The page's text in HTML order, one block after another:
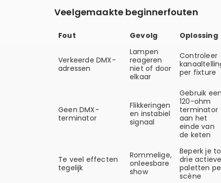
Veelgemaakte beginnerfouten
Fout Gevolg Oplossing
Verkeerde DMX-
adressen
Lampen
reageren
niet of door
elkaar
Controleer
per fixture
Geen DMX-
terminator
Flikkeringen
en instabiel
signaal
Gebruik
120-ohm
terminator
aan het
einde van
de keten
Te veel effecten
tegelijk
Rommelige,
onleesbare
show
Beperk je
drie
paletten
scène